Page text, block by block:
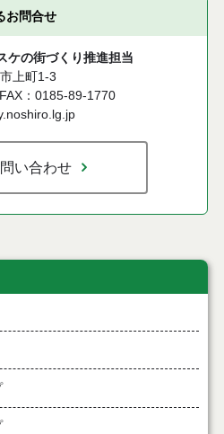
お問合せ
ケの街づくり推進担当
上町1-3
FAX：0185-89-1770
い合わせ